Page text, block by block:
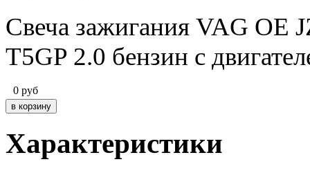
Свеча зажигания VAG OE
T5GP 2.0 бензин c
0 руб
Характеристики